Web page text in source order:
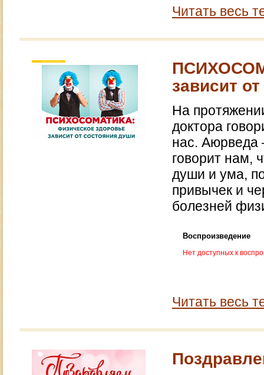
Читать весь
зависит
На
доктора
нас. Аюрведа
говорит нам,
души и ума,
привычек и
болезней
Воспроизведение
Нет доступных к
Читать весь